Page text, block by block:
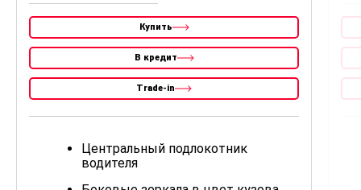
Купить
В кредит
Trade-in
Центральный подлокотник
водителя